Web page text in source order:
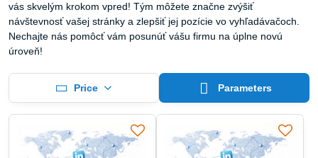
vás skvelým krokom vpred! Tým môžete značne zvýšiť
návštevnosť vašej stránky a zlepšiť jej pozície vo vyhľadávačoch.
Nechajte nás pomôcť vám posunúť vášu firmu na úplne novú
úroveň!
Price Parameters